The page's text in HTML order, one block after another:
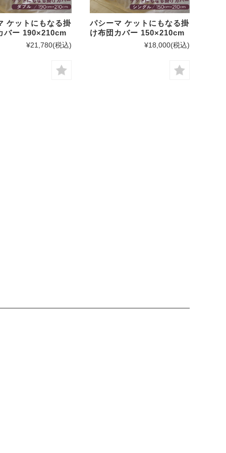
ケットにもなる掛
バー 190×210cm
¥21,780(税込)
パシーマ ケットにもなる掛
け布団カバー 150×210cm
¥18,000(税込)